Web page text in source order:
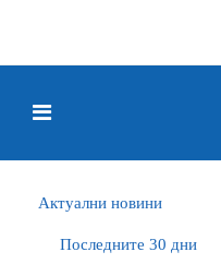
Актуални новини
Последните 30 дни